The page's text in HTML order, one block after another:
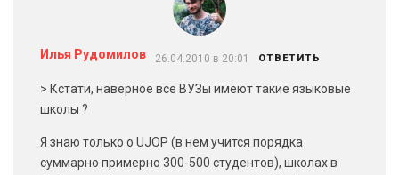
Илья Рудомилов 26.04.2010 в 20:01 ОТВЕТИТЬ
> Кстати, наверное все ВУЗы имеют такие языковые
школы ?
Я знаю только о UJOP (в нем учится порядка
суммарно примерно 300-500 студентов), школах в